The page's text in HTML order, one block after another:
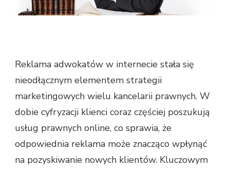
Reklama adwokatów w internecie stała się
nieodłącznym elementem strategii
marketingowych wielu kancelarii prawnych. W
dobie cyfryzacji klienci coraz częściej poszukują
usług prawnych online, co sprawia, że
odpowiednia reklama może znacząco wpłynąć
na pozyskiwanie nowych klientów. Kluczowym